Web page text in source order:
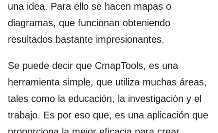
una idea. Para ello se hacen mapas o
diagramas, que funcionan obteniendo
resultados bastante impresionantes.
Se puede decir que CmapTools, es una
herramienta simple, que utiliza muchas áreas,
tales como la educación, la investigación y el
trabajo. Es por eso que, es una aplicación que